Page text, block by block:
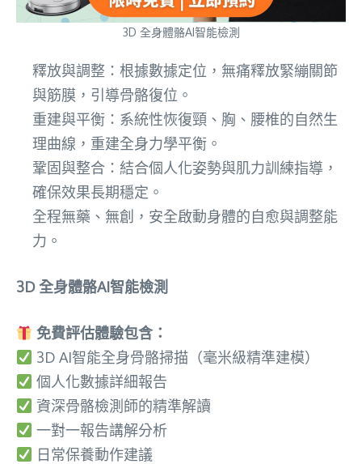
3D 全身體骼AI智能檢測
釋放與調整：根據數據定位，無痛釋放緊繃關節
與筋膜，引導骨骼復位。
重建與平衡：系統性恢復頸、胸、腰椎的自然生
理曲線，重建全身力學平衡。
鞏固與整合：結合個人化姿勢與肌力訓練指導，
確保效果長期穩定。
全程無藥、無創，安全啟動身體的自愈與調整能
力。
3D 全身體骼AI智能檢測
免費評估體驗包含：
3D AI智能全身骨骼掃描（毫米級精準建模）
個人化數據詳細報告
資深骨骼檢測師的精準解讀
一對一報告講解分析
日常保養動作建議